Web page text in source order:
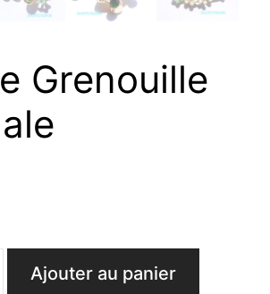
Grenouille
quantité
Ajouter au panier